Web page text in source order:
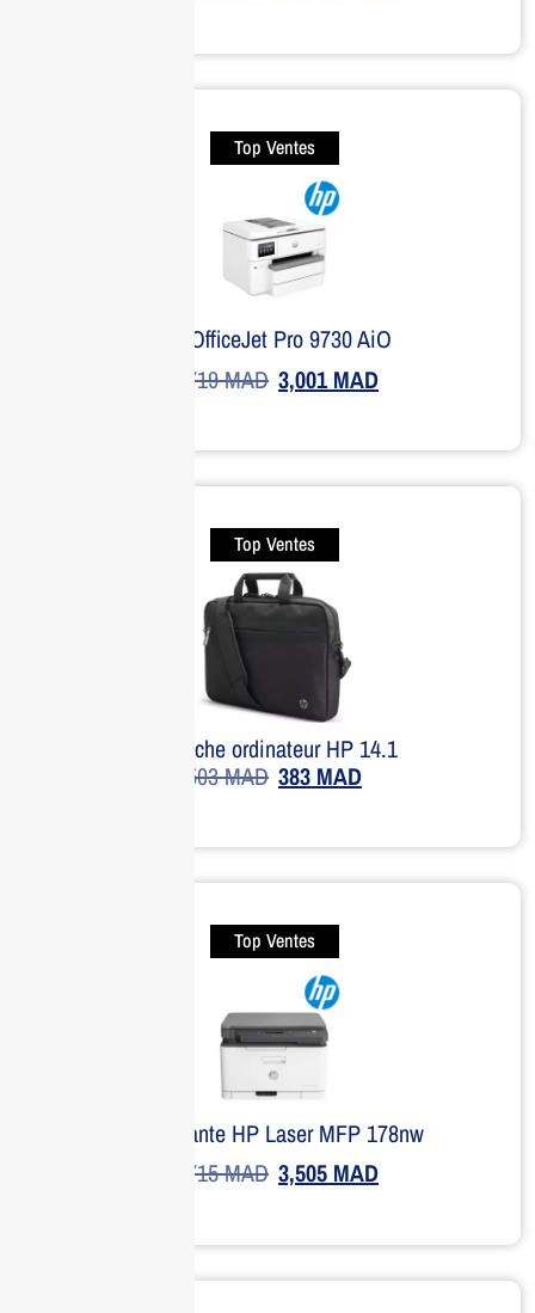
Top Ventes
HP OfficeJet Pro 9730 AiO
3,719MAD 3,001MAD
Top Ventes
Sacoche ordinateur HP 14.1
503MAD 383 MAD
Top Ventes
Imprimante HP Laser MFP 178nw
4,715MAD 3,505 MAD